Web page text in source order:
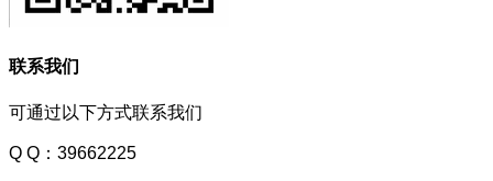
联系我们
可通过以下方式联系我们
Q Q：39662225